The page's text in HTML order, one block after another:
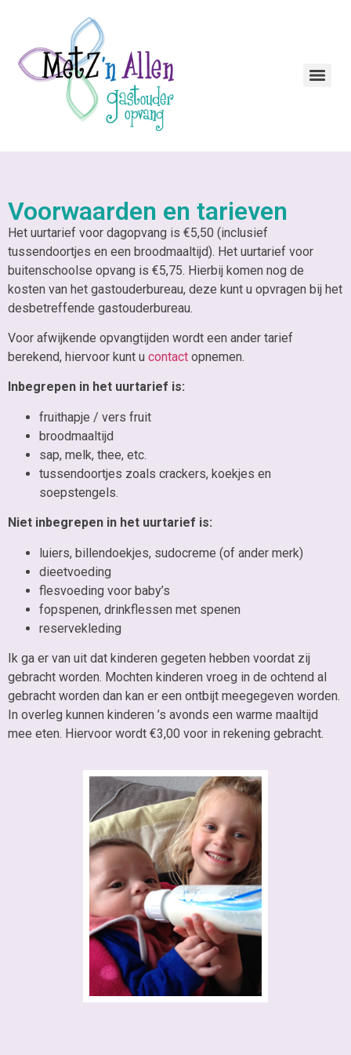
Voorwaarden en tarieven
Het uurtarief voor dagopvang is €5,50 (inclusief
tussendoortjes en een broodmaaltijd). Het uurtarief voor
buitenschoolse opvang is €5,75. Hierbij komen nog de
kosten van het gastouderbureau, deze kunt u opvragen bij het
desbetreffende gastouderbureau.
Voor afwijkende opvangtijden wordt een ander tarief
berekend, hiervoor kunt u contact opnemen.
Inbegrepen in het uurtarief is:
fruithapje / vers fruit
broodmaaltijd
sap, melk, thee, etc.
tussendoortjes zoals crackers, koekjes en
soepstengels.
Niet inbegrepen in het uurtarief is:
luiers, billendoekjes, sudocreme (of ander merk)
dieetvoeding
flesvoeding voor baby’s
fopspenen, drinkflessen met spenen
reservekleding
Ik ga er van uit dat kinderen gegeten hebben voordat zij
gebracht worden. Mochten kinderen vroeg in de ochtend al
gebracht worden dan kan er een ontbijt meegegeven worden.
In overleg kunnen kinderen ’s avonds een warme maaltijd
mee eten. Hiervoor wordt €3,00 voor in rekening gebracht.